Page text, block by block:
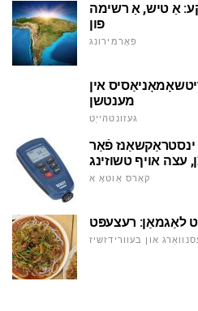
אַ טיש, אַ רשימה
פון
פאָרמירונג
אין
מענטשן
געזונטהייַט
ינסטראַקשאַנז פֿאַר
עצה אויף טשוזינג
קאַרס אַוטאָ א
לאַגמאַן: רעצעפּט
און בעוורידזשיז